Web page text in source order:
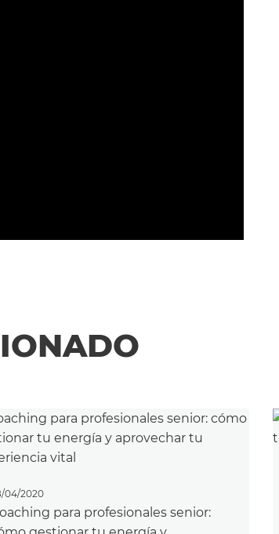
04/2020
para profesionales senior: